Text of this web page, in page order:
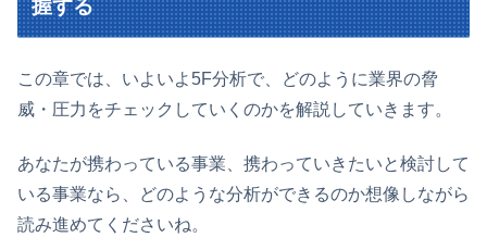
握する
この章では、いよいよ5F分析で、どのように業界の脅
威・圧力をチェックしていくのかを解説していきます。
あなたが携わっている事業、携わっていきたいと検討して
いる事業なら、どのような分析ができるのか想像しながら
読み進めてくださいね。